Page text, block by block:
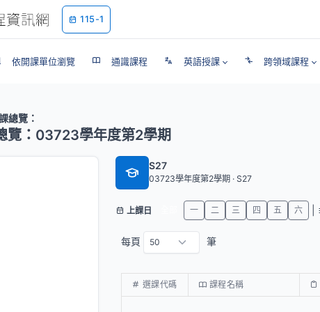
115-1
依開課單位瀏覽 通識課程 英語授課 跨領域課程
總覽：
覽：03723學年度第2學期
S27
03723學年度第2學期 · S27
上課日 一 二 三 四 五 六
每頁 筆
選課代碼 課程名稱